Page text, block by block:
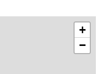
+
−